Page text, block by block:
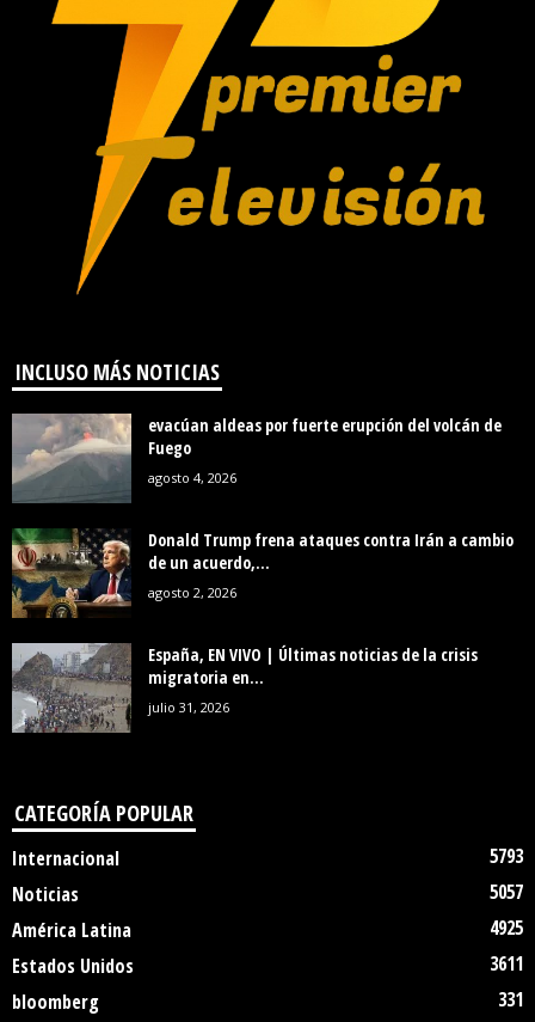
INCLUSO MÁS NOTICIAS
evacúan aldeas por fuerte erupción del volcán de
Fuego
agosto 4, 2026
Donald Trump frena ataques contra Irán a cambio
de un acuerdo,...
agosto 2, 2026
España, EN VIVO | Últimas noticias de la crisis
migratoria en...
julio 31, 2026
CATEGORÍA POPULAR
Internacional
5793
Noticias
5057
América Latina
4925
Estados Unidos
3611
bloomberg
331